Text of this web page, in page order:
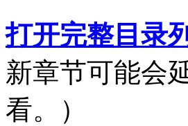
打开完整目录
新章节可能会
看。）